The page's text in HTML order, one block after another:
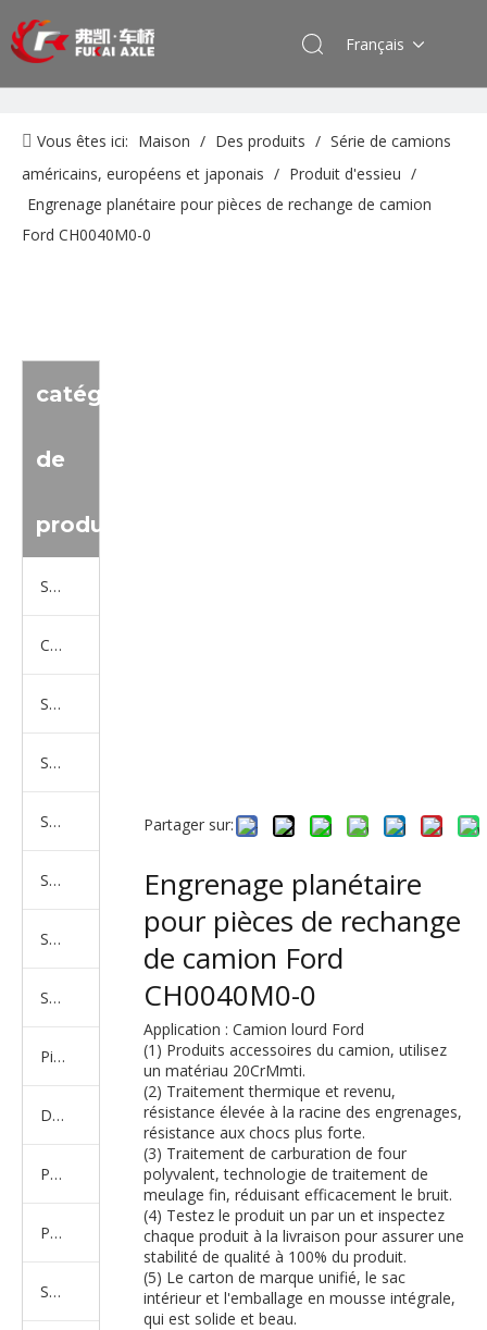
Français
Vous êtes ici: Maison / Des produits / Série de camions
américains, européens et japonais / Produit d'essieu /
Engrenage planétaire pour pièces de rechange de camion
Ford CH0040M0-0
catégorie
de
produit
Série de camions Sinotruk
Camion Shacman Série
Série de camions SAIC-lveco Hongyan
Série de camions Foton Auman
Série de camions FAW Jiefang
Série de camions Dongfeng
Série de camions North Benz Beiben
Série de camions américains, européens et japonais
Pièces de rechange de machines d'ingénierie de camion minier
D'autres séries de camions
Produits d'essieux
Produits de support de châssis
Série de suspension équilibrée
Partager sur:
Engrenage planétaire
pour pièces de rechange
de camion Ford
CH0040M0-0
Application : Camion lourd Ford
(1) Produits accessoires du camion, utilisez
un matériau 20CrMmti.
(2) Traitement thermique et revenu,
résistance élevée à la racine des engrenages,
résistance aux chocs plus forte.
(3) Traitement de carburation de four
polyvalent, technologie de traitement de
meulage fin, réduisant efficacement le bruit.
(4) Testez le produit un par un et inspectez
chaque produit à la livraison pour assurer une
stabilité de qualité à 100% du produit.
(5) Le carton de marque unifié, le sac
intérieur et l'emballage en mousse intégrale,
qui est solide et beau.